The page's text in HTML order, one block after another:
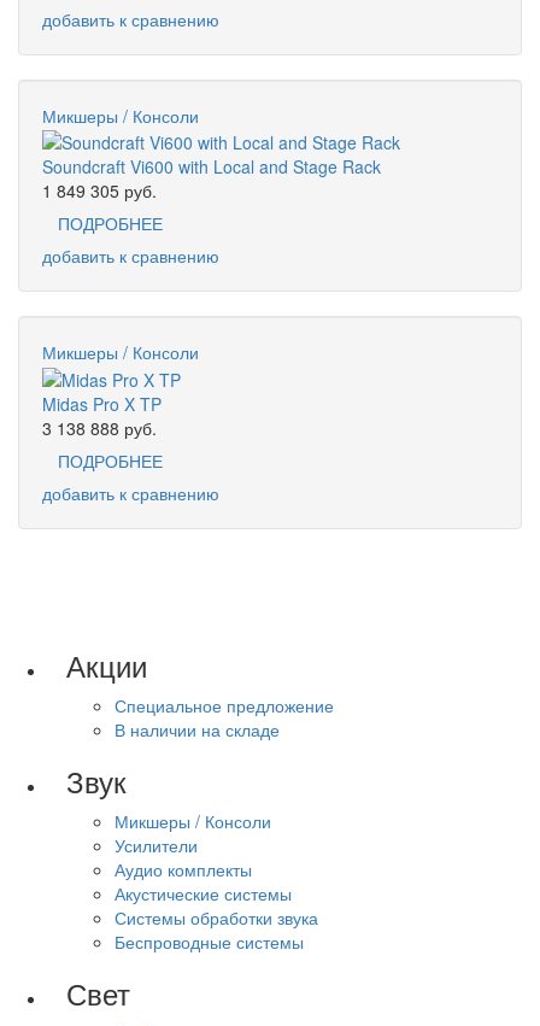
добавить к сравнению
Микшеры / Консоли
Soundcraft Vi600 with Local and Stage Rack
1 849 305 руб.
ПОДРОБНЕЕ
добавить к сравнению
Микшеры / Консоли
Midas Pro X TP
3 138 888 руб.
ПОДРОБНЕЕ
добавить к сравнению
Акции
Специальное предложение
В наличии на складе
Звук
Микшеры / Консоли
Усилители
Аудио комплекты
Акустические системы
Системы обработки звука
Беспроводные системы
Свет